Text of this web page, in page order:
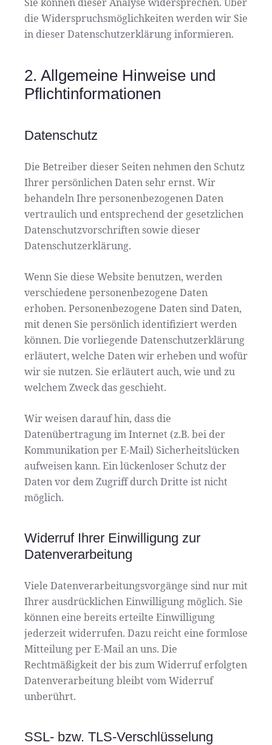
die Widerspruchsmöglichkeiten werden wir Sie
in dieser Datenschutzerklärung informieren.
2. Allgemeine Hinweise und
Pflichtinformationen
Datenschutz
Die Betreiber dieser Seiten nehmen den Schutz
Ihrer persönlichen Daten sehr ernst. Wir
behandeln Ihre personenbezogenen Daten
vertraulich und entsprechend der gesetzlichen
Datenschutzvorschriften sowie dieser
Datenschutzerklärung.
Wenn Sie diese Website benutzen, werden
verschiedene personenbezogene Daten
erhoben. Personenbezogene Daten sind Daten,
mit denen Sie persönlich identifiziert werden
können. Die vorliegende Datenschutzerklärung
erläutert, welche Daten wir erheben und wofür
wir sie nutzen. Sie erläutert auch, wie und zu
welchem Zweck das geschieht.
Wir weisen darauf hin, dass die
Datenübertragung im Internet (z.B. bei der
Kommunikation per E-Mail) Sicherheitslücken
aufweisen kann. Ein lückenloser Schutz der
Daten vor dem Zugriff durch Dritte ist nicht
möglich.
Widerruf Ihrer Einwilligung zur
Datenverarbeitung
Viele Datenverarbeitungsvorgänge sind nur mit
Ihrer ausdrücklichen Einwilligung möglich. Sie
können eine bereits erteilte Einwilligung
jederzeit widerrufen. Dazu reicht eine formlose
Mitteilung per E-Mail an uns. Die
Rechtmäßigkeit der bis zum Widerruf erfolgten
Datenverarbeitung bleibt vom Widerruf
unberührt.
SSL- bzw. TLS-Verschlüsselung